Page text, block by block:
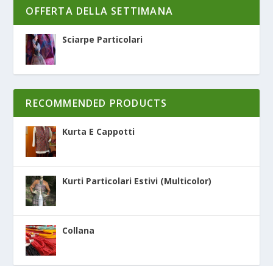
OFFERTA DELLA SETTIMANA
Sciarpe Particolari
RECOMMENDED PRODUCTS
Kurta E Cappotti
Kurti Particolari Estivi (Multicolor)
Collana